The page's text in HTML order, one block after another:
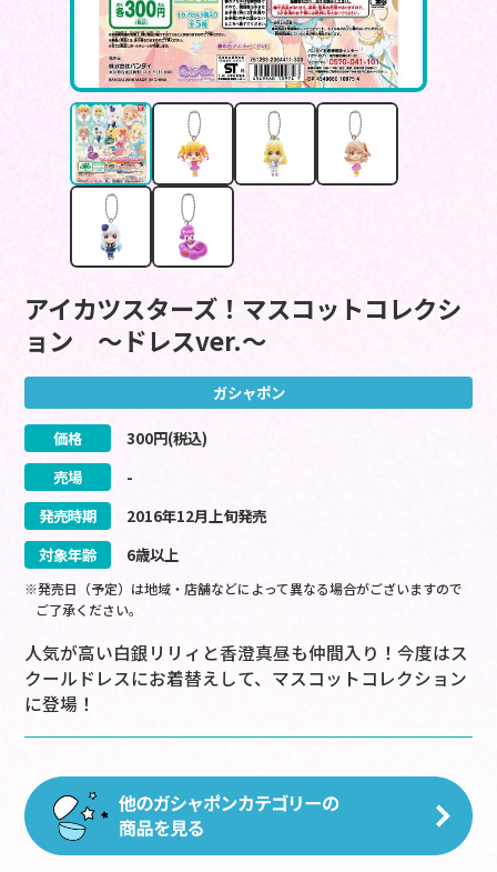
アイカツスターズ！マスコットコレクシ
ョン ～ドレスver.～
ガシャポン
価格 300円(税込)
売場
-
発売時期
2016年12月 上旬発売
対象年齢
6歳以上
※発売日（予定）は地域・店舗などによって異なる場合がございますので
ご了承ください。
人気が高い白銀リリィと香澄真昼も仲間入り！今度はス
クールドレスにお着替えして、マスコットコレクション
に登場！